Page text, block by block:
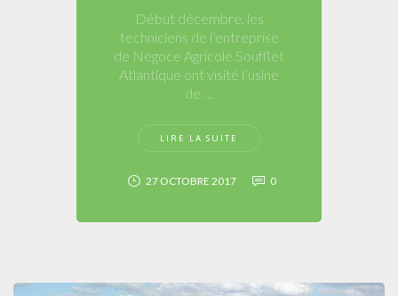
Début décembre, les
techniciens de l’entreprise
de Négoce Agricole Soufflet
Atlantique ont visité l’usine
de …
LIRE LA SUITE
27 OCTOBRE 2017 0